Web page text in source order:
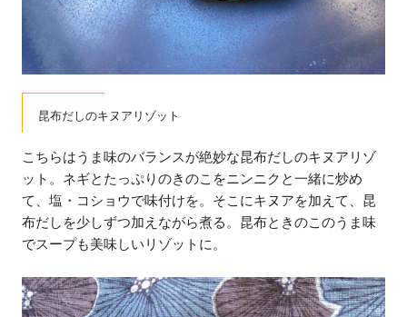
昆布だしのキヌアリゾット
こちらはうま味のバランスが絶妙な昆布だしのキヌアリゾ
ット。ネギとたっぷりのきのこをニンニクと一緒に炒め
て、塩・コショウで味付けを。そこにキヌアを加えて、昆
布だしを少しずつ加えながら煮る。昆布ときのこのうま味
でスープも美味しいリゾットに。